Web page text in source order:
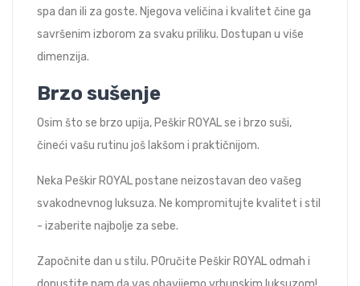
spa dan ili za goste. Njegova veličina i kvalitet čine ga
savršenim izborom za svaku priliku. Dostupan u više
dimenzija.
Brzo sušenje
Osim što se brzo upija, Peškir ROYAL se i brzo suši,
čineći vašu rutinu još lakšom i praktičnijom.
Neka Peškir ROYAL postane neizostavan deo vašeg
svakodnevnog luksuza. Ne kompromitujte kvalitet i stil
- izaberite najbolje za sebe.
Započnite dan u stilu. POručite Peškir ROYAL odmah i